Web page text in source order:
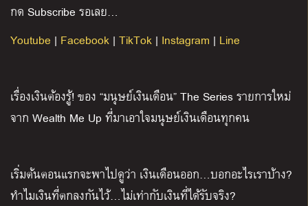
กด Subscribe รอเลย…
Youtube | Facebook | TikTok | Instagram | Line
เรื่องเงินต้องรู้! ของ “มนุษย์เงินเดือน” The Seriesรายการใหม่
จาก Wealth Me Up ที่มาเอาใจมนุษย์เงินเดือนทุกคน
เริ่มต้นตอนแรกจะพาไปดูว่า เงินเดือนออก…บอกอะไรเราบ้าง?
ทำไมเงินที่ตกลงกันไว้…ไม่เท่ากับเงินที่ได้รับจริง?